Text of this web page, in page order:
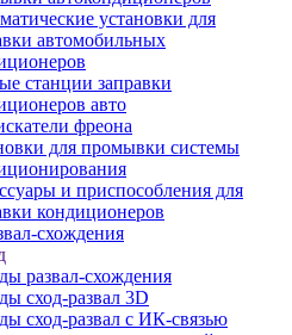
установки для
автомобильных
станции заправки
авто
фреона
для промывки системы
и приспособления для
кондиционеров
схождения
развал-схождения
сход-развал 3D
сход-развал с ИК-связью